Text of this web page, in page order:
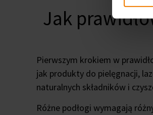
Jak
Pierwszym krokiem w
jak produkty do pielęgnacji,
naturalnych składników i
Różne podłogi wymagają